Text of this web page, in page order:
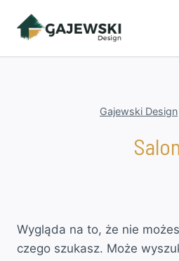
Gajewski Design
Salon
Wygląda na to, że nie
czego szukasz. Może